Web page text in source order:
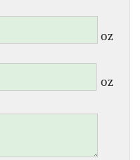
oz
oz